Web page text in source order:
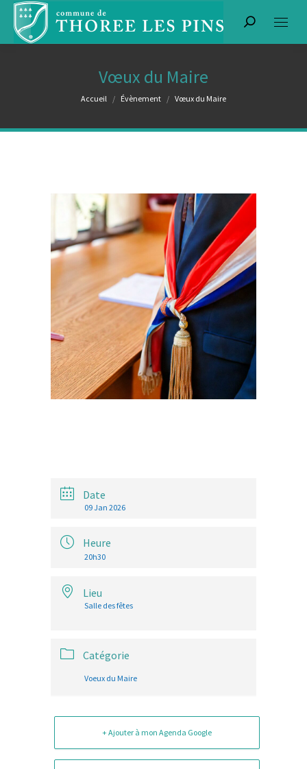
Recherche
Vœux du Maire
Vous êtes ici :
Accueil Évènement Vœux du Maire
Date
09 Jan 2026
Heure
20h30
Lieu
Salle des fêtes
Catégorie
Voeux du Maire
+ Ajouter à mon Agenda Google